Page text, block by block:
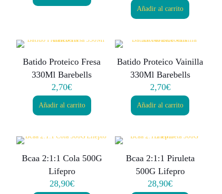
Añadir al carrito
Batido Proteico Fresa
330Ml Barebells
2,70€
Añadir al carrito
Batido Proteico Vainilla
330Ml Barebells
2,70€
Añadir al carrito
Bcaa 2:1:1 Cola 500G
Lifepro
28,90€
Bcaa 2:1:1 Piruleta
500G Lifepro
28,90€